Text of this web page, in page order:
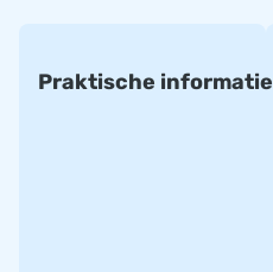
Praktische informatie